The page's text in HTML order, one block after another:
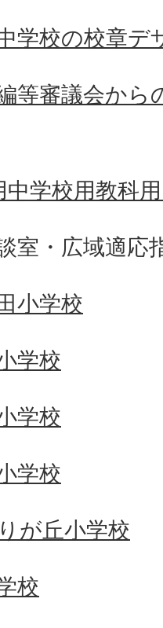
学校の校章デ
等審議会から
学校用教科
室・広域適応
小学校
学校
学校
学校
が丘小学校
校